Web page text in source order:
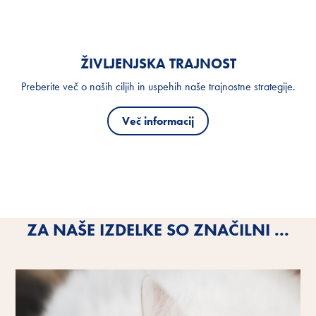
ŽIVLJENJSKA TRAJNOST
Preberite več o naših ciljih in uspehih naše trajnostne strategije.
Več informacij
ZA NAŠE IZDELKE SO ZNAČILNI ...